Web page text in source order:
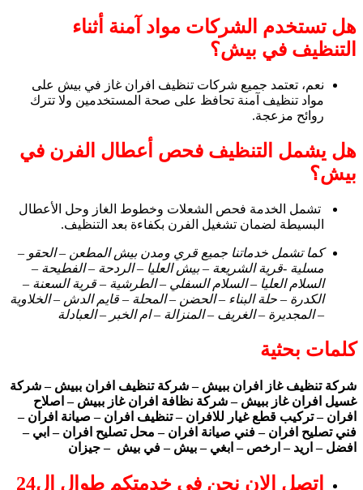
هل تستخدم الشركات مواد آمنة أثناء
التنظيف في بيش؟
نعم، تعتمد جميع شركات تنظيف افران غاز في بيش على
مواد تنظيف آمنة تحافظ على صحة المستخدمين ولا تترك
روائح مزعجة.
هل يشمل التنظيف فحص أعطال الفرن في
بيش؟
تشمل الخدمة فحص الشعلات وخطوط الغاز وحل الأعطال
البسيطة لضمان تشغيل الفرن بكفاءة بعد التنظيف.
كما تشمل خدماتنا جميع قري ومدن بيش المطعن – الحقو –
مسلية -قرية الشريعة – بيش العليا – الردحة – الفطيحة –
السلام العليا – السلام السفلي – الطرشية – قرية السعنة –
الكدرة – حلة البناء – الحضن – المحلة – قايم الدش – الخلاوية
– المجديرة – الغريف – المنزالة – ام الخبر – العبادلة
كلمات بحثية
شركة تنظيف غاز افران ببيش – شركة تنظيف افران ببيش – شركة
غسيل افران غاز ببيش – شركة نظافة افران غاز ببيش – اصلاح
افران – تركيب قطع غيار للافران – تنظيف افران – صيانة افران –
فني تصليح افران – فني صيانة افران – محل تصليح افران – ابي –
افضل – اريد – ارخص – ابغي – بيش – في بيش – جيزان
اتصل الان نحن في خدمتكم طوال ال24